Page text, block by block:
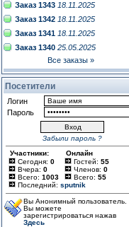
Заказ 1343 18.11.2025
Заказ 1342 18.11.2025
Заказ 1341 18.11.2025
Заказ 1340 25.05.2025
Все заказы »
Посетители
Логин
Пароль
Забыли пароль ?
Участники:
Сегодня: 0
Вчера: 0
Всего: 1003
Онлайн
Гостей: 55
Членов: 0
Всего: 55
Последний: sputnik
Вы Анонимный пользователь.
Вы можете
зарегистрироваться нажав
Здесь